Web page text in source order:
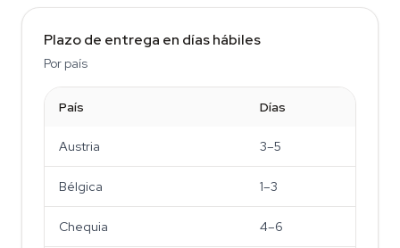
Plazo de entrega en días hábiles
Por país
País Días
Austria 3–5
Bélgica 1–3
Chequia 4–6